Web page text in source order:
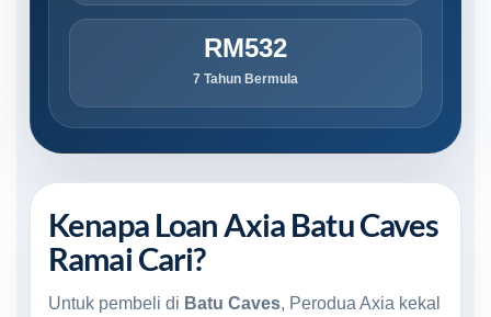
RM532
7 Tahun Bermula
Kenapa Loan Axia Batu Caves
Ramai Cari?
Untuk pembeli di Batu Caves, Perodua Axia kekal